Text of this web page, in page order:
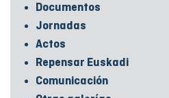
Documentos
Jornadas
Actos
Repensar Euskadi
Comunicación